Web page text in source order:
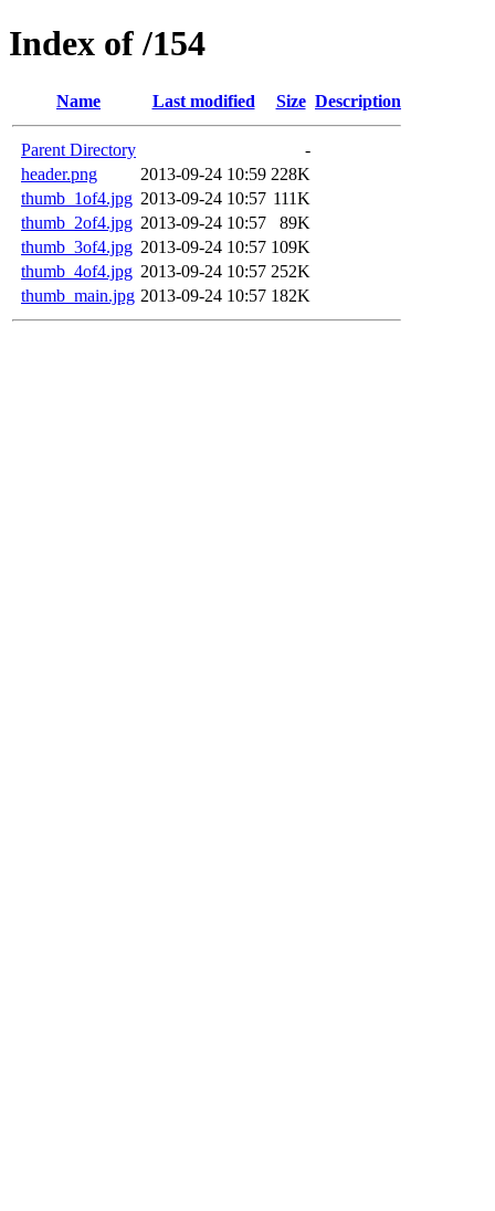
Index of /154
Name Last modified Size Description
Parent Directory
-
header.png
2013-09-24 10:59 228K
thumb_1of4.jpg 2013-09-24 10:57 111K
thumb_2of4.jpg 2013-09-24 10:57
89K
thumb_3of4.jpg 2013-09-24 10:57 109K
thumb_4of4.jpg 2013-09-24 10:57 252K
thumb_main.jpg 2013-09-24 10:57 182K